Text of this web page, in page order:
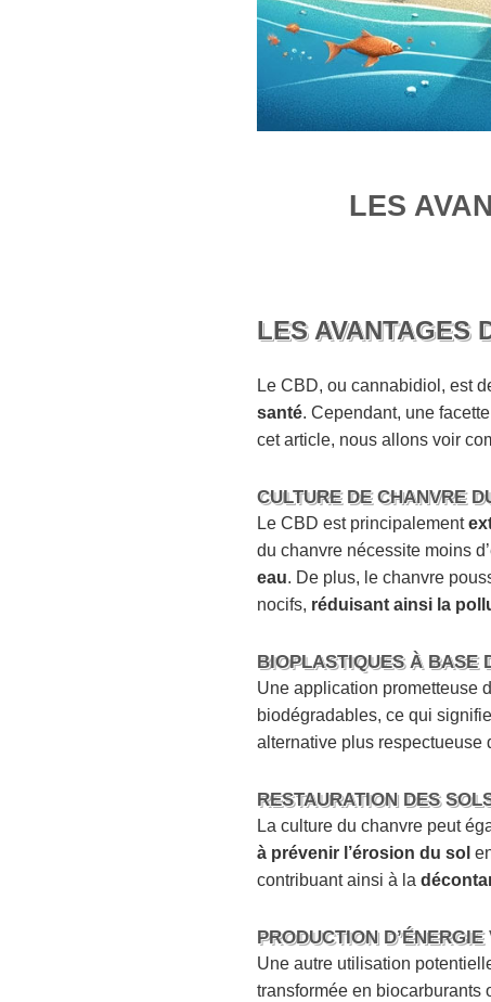
LES
LES AVANTAGES
Le CBD, ou cannabidiol, est
santé. Cependant, une
cet article, nous allons voir
CULTURE DE CHANVRE
Le CBD est principalement
du chanvre nécessite moins
eau. De plus, le chanvre
nocifs, réduisant ainsi la
BIOPLASTIQUES À BASE
Une application prometteuse
biodégradables, ce qui
alternative plus respectueuse
RESTAURATION DES
La culture du chanvre peut
à prévenir l’érosion du sol
contribuant ainsi à la
PRODUCTION D’ÉNERGIE
Une autre utilisation
transformée en biocarburants